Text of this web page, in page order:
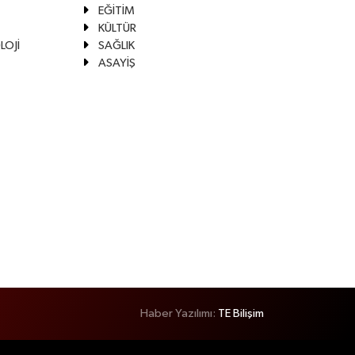
EĞİTİM
KÜLTÜR
SAĞLIK
ASAYİŞ
Haber Yazılımı: TE Bilişim